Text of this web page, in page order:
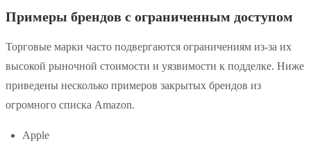
Примеры брендов с ограниченным доступом
Торговые марки часто подвергаются ограничениям из-за их
высокой рыночной стоимости и уязвимости к подделке. Ниже
приведены несколько примеров закрытых брендов из
огромного списка Amazon.
Apple